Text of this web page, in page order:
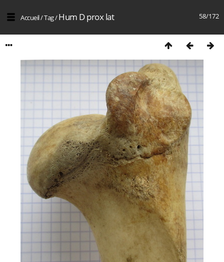
58/172
Accueil/Tag/Hum D prox lat